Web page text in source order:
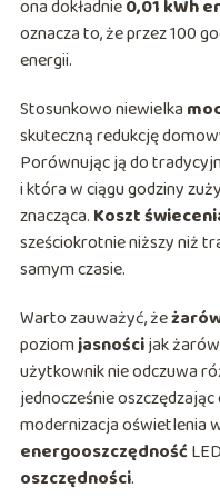
ona dokładnie0,01 kWh
oznacza to, że przez 100
energii.
Stosunkowo niewielka
skuteczną redukcję
Porównując ją do
i która w ciągu godziny
znacząca. Koszt
sześciokrotnie niższy niż
samym czasie.
Warto zauważyć, że
poziomjasnościjak
użytkownik nie odczuwa
jednocześnie
modernizacja oświetlenia
energooszczędność
oszczędności.